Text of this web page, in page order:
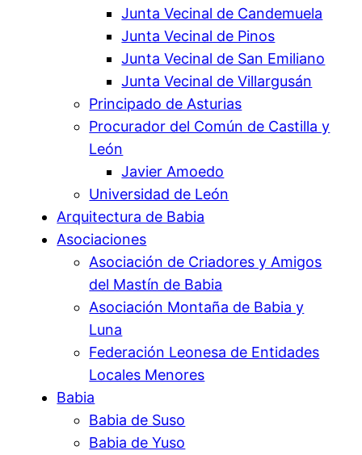
Junta Vecinal de Candemuela
Junta Vecinal de Pinos
Junta Vecinal de San Emiliano
Junta Vecinal de Villargusán
Principado de Asturias
Procurador del Común de Castilla y
León
Javier Amoedo
Universidad de León
Arquitectura de Babia
Asociaciones
Asociación de Criadores y Amigos
del Mastín de Babia
Asociación Montaña de Babia y
Luna
Federación Leonesa de Entidades
Locales Menores
Babia
Babia de Suso
Babia de Yuso